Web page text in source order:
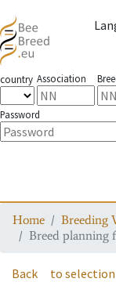
country Association
Password
Home
Breeding
Breed planning
Back to